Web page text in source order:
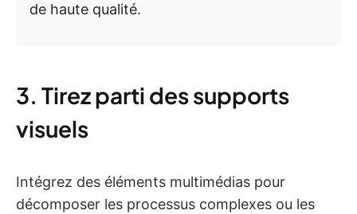
de haute qualité.
3. Tirez parti des supports
visuels
Intégrez des éléments multimédias pour
décomposer les processus complexes ou les